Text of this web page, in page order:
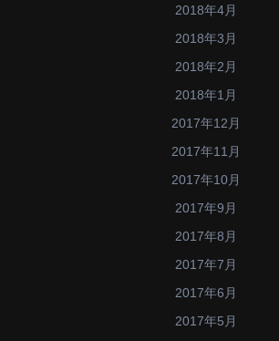
2018年4月
2018年3月
2018年2月
2018年1月
2017年12月
2017年11月
2017年10月
2017年9月
2017年8月
2017年7月
2017年6月
2017年5月